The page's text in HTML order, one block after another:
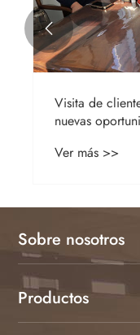
Visita de clientes
nuevas
Ver más >>

Sobre nosotros
Productos